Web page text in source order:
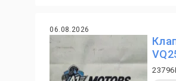
06.08.2026